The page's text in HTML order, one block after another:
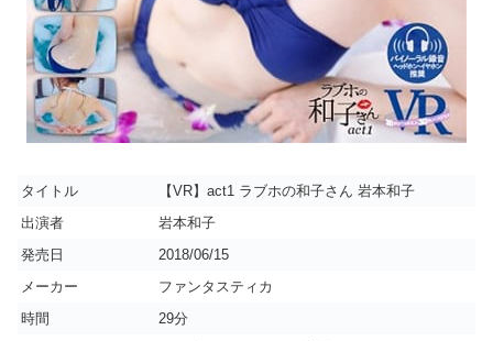
タイトル
【VR】act1 ラブホの和子さん 岩本和子
出演者
岩本和子
発売日
2018/06/15
メーカー
ファンタスティカ
時間
29分